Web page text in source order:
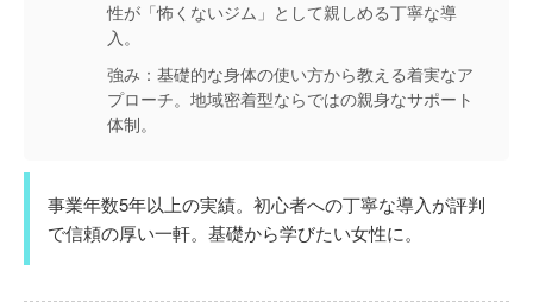
性が「怖くないジム」として親しめる丁寧な導
入。
強み： 基礎的な身体の使い方から教える着実なア
プローチ。地域密着型ならではの親身なサポート
体制。
事業年数5年以上の実績。初心者への丁寧な導入が評判
で信頼の厚い一軒。基礎から学びたい女性に。